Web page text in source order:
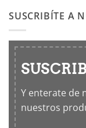
SUSCRIBÍTE A
Y enterate de
nuestros